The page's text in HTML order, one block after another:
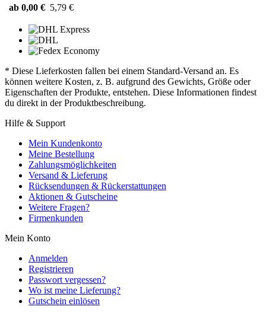
ab 0,00 € 5,79 €
* Diese Lieferkosten fallen bei einem Standard-Versand an. Es
können weitere Kosten, z. B. aufgrund des Gewichts, Größe oder
Eigenschaften der Produkte, entstehen. Diese Informationen findest
du direkt in der Produktbeschreibung.
Hilfe & Support
Mein Kundenkonto
Meine Bestellung
Zahlungsmöglichkeiten
Versand & Lieferung
Rücksendungen & Rückerstattungen
Aktionen & Gutscheine
Weitere Fragen?
Firmenkunden
Mein Konto
Anmelden
Registrieren
Passwort vergessen?
Wo ist meine Lieferung?
Gutschein einlösen